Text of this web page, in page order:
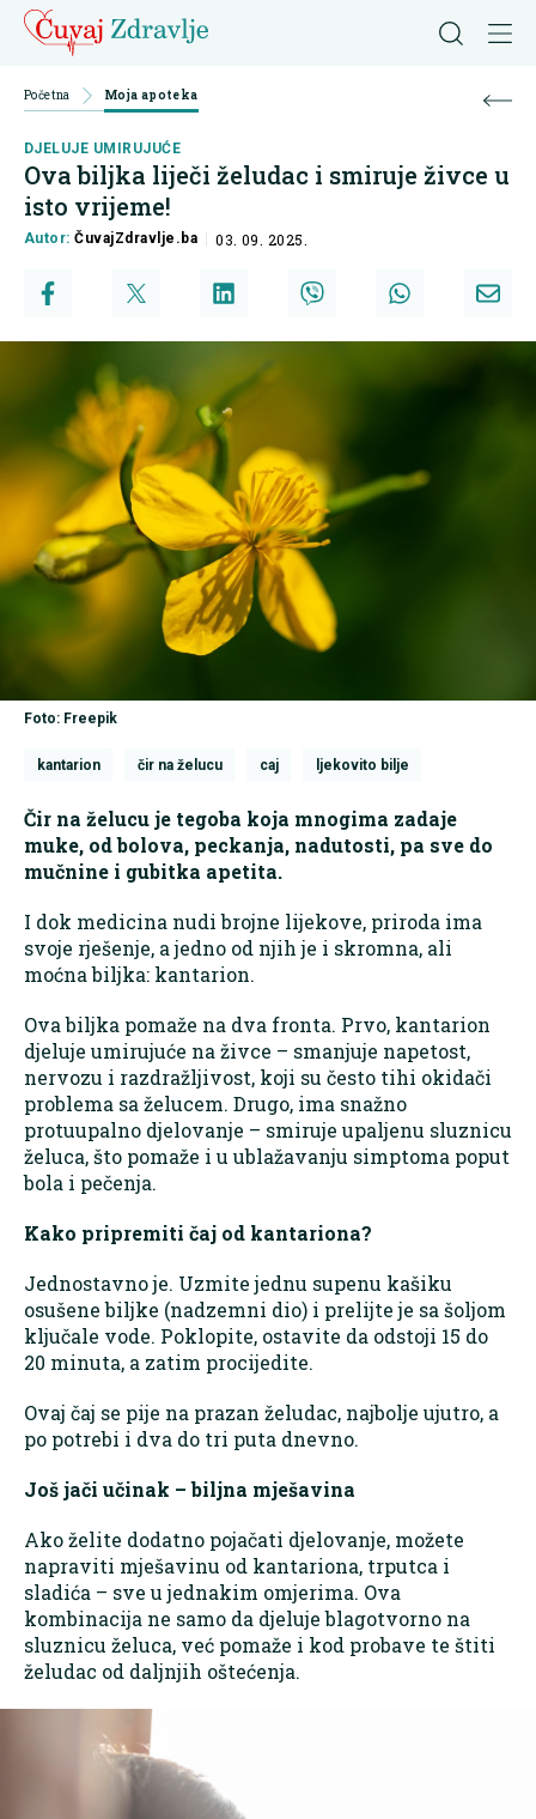
Početna Moja apoteka
DJELUJE UMIRUJUĆE
Ova biljka liječi želudac i smiruje živce u
isto vrijeme!
Autor:ČuvajZdravlje.ba 03. 09. 2025.
Foto: Freepik
kantarion čir na želucu caj ljekovito bilje
Čir na želucu je tegoba koja mnogima zadaje
muke, od bolova, peckanja, nadutosti, pa sve do
mučnine i gubitka apetita.
I dok medicina nudi brojne lijekove, priroda ima
svoje rješenje, a jedno od njih je i skromna, ali
moćna biljka: kantarion.
Ova biljka pomaže na dva fronta. Prvo, kantarion
djeluje umirujuće na živce – smanjuje napetost,
nervozu i razdražljivost, koji su često tihi okidači
problema sa želucem. Drugo, ima snažno
protuupalno djelovanje – smiruje upaljenu sluznicu
želuca, što pomaže i u ublažavanju simptoma poput
bola i pečenja.
Kako pripremiti čaj od kantariona?
Jednostavno je. Uzmite jednu supenu kašiku
osušene biljke (nadzemni dio) i prelijte je sa šoljom
ključale vode. Poklopite, ostavite da odstoji 15 do
20 minuta, a zatim procijedite.
Ovaj čaj se pije na prazan želudac, najbolje ujutro, a
po potrebi i dva do tri puta dnevno.
Još jači učinak – biljna mješavina
Ako želite dodatno pojačati djelovanje, možete
napraviti mješavinu od kantariona, trputca i
sladića – sve u jednakim omjerima. Ova
kombinacija ne samo da djeluje blagotvorno na
sluznicu želuca, već pomaže i kod probave te štiti
želudac od daljnjih oštećenja.